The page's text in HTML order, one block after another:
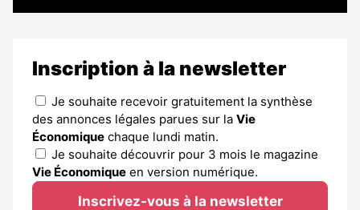
Inscription à la newsletter
Je souhaite recevoir gratuitement la synthèse
des annonces légales parues sur la Vie
Économique chaque lundi matin.
Je souhaite découvrir pour 3 mois le magazine
Vie Économique en version numérique.
Inscrivez-vous à la newsletter